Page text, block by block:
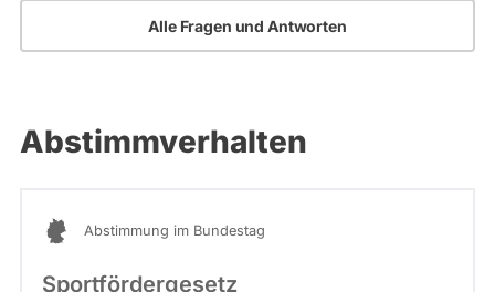
Alle Fragen und Antworten
Abstimmverhalten
Abstimmung im Bundestag
Sportfördergesetz